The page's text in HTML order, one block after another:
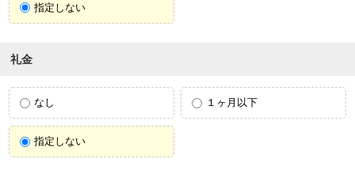
指定しない
礼金
なし １ヶ月以下
指定しない